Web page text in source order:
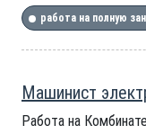
работа на полную
Машинист
Работа на Комбинате